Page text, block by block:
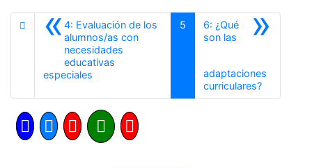
«4: Evaluación de los
alumnos/as con
necesidades
educativas
especiales
5 »
6: ¿Qué
son las
adaptaciones
curriculares?Siguiente